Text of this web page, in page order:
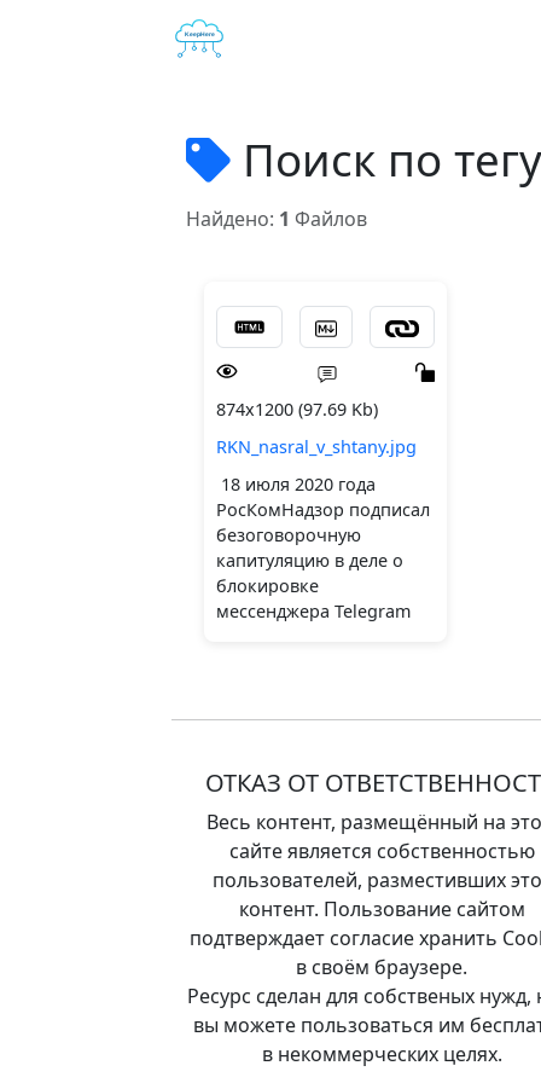
Поиск по
Найдено: 1 Файлов
874x1200 (97.69 Kb)
RKN_nasral_v_shtany.jpg
18 июля 2020 года
РосКомНадзор подписал
безоговорочную
капитуляцию в деле о
блокировке
мессенджера Telegram
ОТКАЗ ОТ
Весь контент, размещённый на
сайте является собственностью
пользователей, разместивших
контент. Пользование сайтом
подтверждает согласие хранить
в своём браузере.
Ресурс сделан для собственых нужд,
вы можете пользоваться им
в некоммерческих целях.